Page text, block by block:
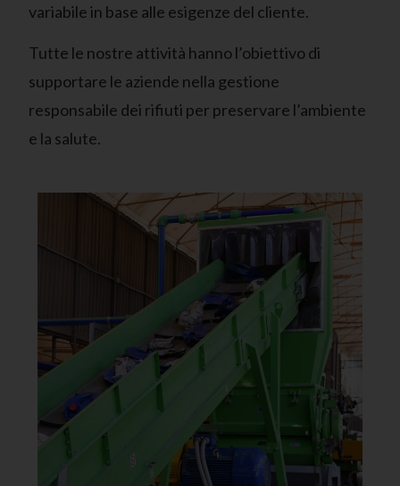
variabile in base alle esigenze del cliente.
Tutte le nostre attività hanno l’obiettivo di
supportare le aziende nella gestione
responsabile dei rifiuti per preservare l’ambiente
e la salute.